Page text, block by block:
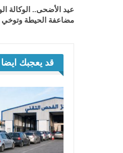
عيد الأضحى.. الوكالة
مضاعفة الحيطة وتوخي
قد يعجبك ايضا